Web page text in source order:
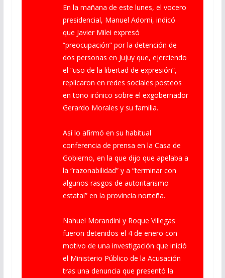
En la mañana de este lunes, el vocero
presidencial, Manuel Adorni, indicó
que Javier Milei expresó
“preocupación” por la detención de
dos personas en Jujuy que, ejerciendo
el “uso de la libertad de expresión”,
replicaron en redes sociales posteos
en tono irónico sobre el exgobernador
Gerardo Morales y su familia.
Así lo afirmó en su habitual
conferencia de prensa en la Casa de
Gobierno, en la que dijo que apelaba a
la “razonabilidad” y a “terminar con
algunos rasgos de autoritarismo
estatal” en la provincia norteña.
Nahuel Morandini y Roque Villegas
fueron detenidos el 4 de enero con
motivo de una investigación que inició
el Ministerio Público de la Acusación
tras una denuncia que presentó la